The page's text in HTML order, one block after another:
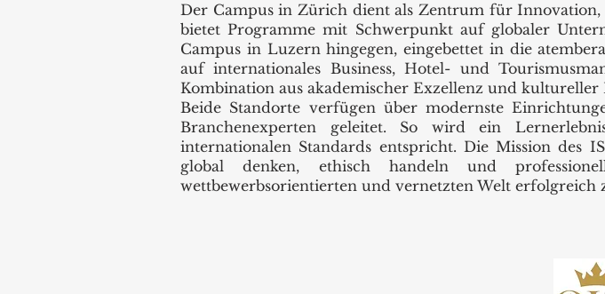
Der Campus in Zürich dient als Zentrum für
bietet Programme mit Schwerpunkt auf globaler
Campus in Luzern hingegen, eingebettet in die
auf internationales Business, Hotel- und
Kombination aus akademischer Exzellenz und
Beide Standorte verfügen über modernste
Branchenexperten geleitet. So wird ein
internationalen Standards entspricht. Die Mission des
global denken, ethisch handeln und
wettbewerbsorientierten und vernetzten Welt erfolgreich